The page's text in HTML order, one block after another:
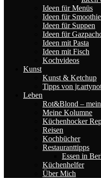
Ideen für Menüs
Ideen für
Ideen für Suppen
Ideen für
Ideen mit Pasta
Ideen mit Fisch
Kochvideos
Kunst
Kunst & Ketchup
Tipps von
Leben
Rot&Blond –
Meine Kolumne
Küchenhocker
Reisen
Kochbücher
Restauranttipps
Essen in
Küchenhelfer
Über Mich